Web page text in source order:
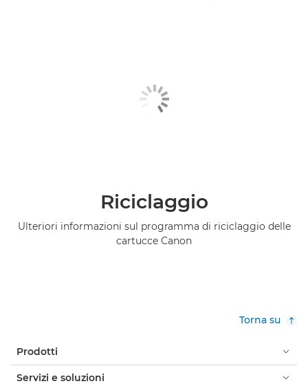
Riciclaggio
Ulteriori informazioni sul programma di riciclaggio delle
cartucce Canon
Torna su
Prodotti
Servizi e soluzioni